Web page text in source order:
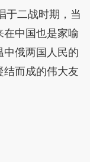
二战时期，当
中国也是家喻
中俄两国人民的
而成的伟大友